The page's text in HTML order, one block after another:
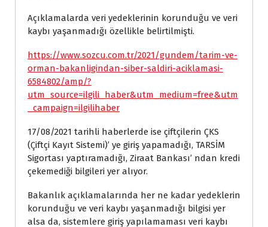
Açıklamalarda veri yedeklerinin korunduğu ve veri
kaybı yaşanmadığı özellikle belirtilmişti.
https://www.sozcu.com.tr/2021/gundem/tarim-ve-
orman-bakanligindan-siber-saldiri-aciklamasi-
6584802/amp/?
utm_source=ilgili_haber&utm_medium=free&utm
_campaign=ilgilihaber
17/08/2021 tarihli haberlerde ise çiftçilerin ÇKS
(Çiftçi Kayıt Sistemi)’ ye giriş yapamadığı, TARSİM
Sigortası yaptıramadığı, Ziraat Bankası’ ndan kredi
çekemediği bilgileri yer alıyor.
Bakanlık açıklamalarında her ne kadar yedeklerin
korunduğu ve veri kaybı yaşanmadığı bilgisi yer
alsa da, sistemlere giriş yapılamaması veri kaybı